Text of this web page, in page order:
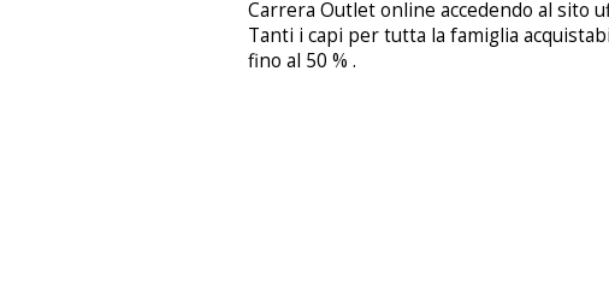
Carrera Outlet online accedendo al sito
Tanti i capi per tutta la famiglia
fino al 50 % .